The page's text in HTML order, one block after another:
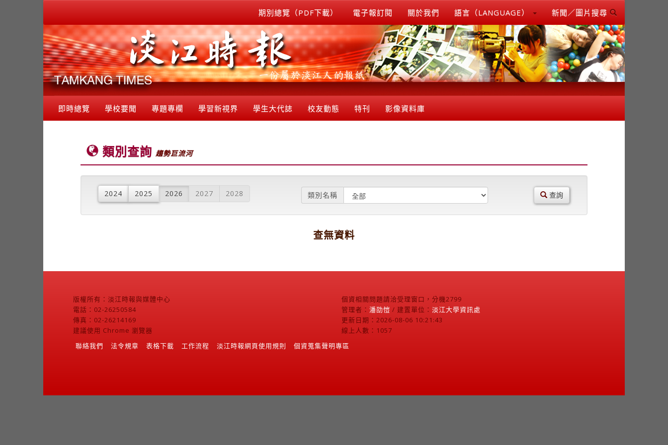
期別總覽（PDF下載） 電子報訂閱 關於我們 語言（LANGUAGE） 新聞／圖片搜尋
即時總覽 學校要聞 專題專欄 學習新視界 學生大代誌 校友動態 特刊 影像資料庫
類別查詢 趨勢巨流河
2024 2025 2026 2027 2028 類別名稱 查詢
查無資料
版權所有：淡江時報與媒體中心
電話：02-26250584
傳真：02-26214169
建議使用 Chrome 瀏覽器
個資相關問題請洽受理窗口，分機2799
管理者： 潘劭愷 / 建置單位： 淡江大學資訊處
更新日期：2026-08-06 10:21:43
線上人數：1057
聯絡我們
法令規章 表格下載 工作流程 淡江時報網頁使用規則 個資蒐集聲明專區